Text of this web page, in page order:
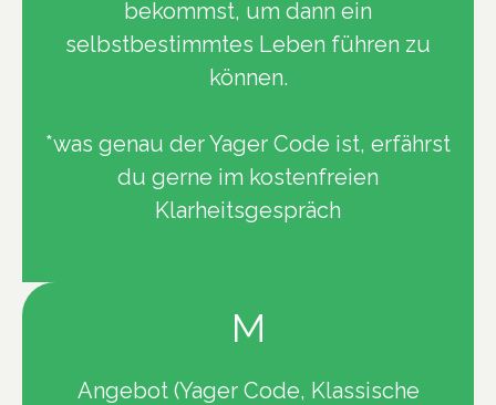
bekommst, um dann ein
selbstbestimmtes Leben führen zu
können.
*was genau der Yager Code ist, erfährst
du gerne im kostenfreien
Klarheitsgespräch
M
Angebot (Yager Code, Klassische